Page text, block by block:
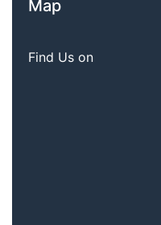
Map
Find Us on